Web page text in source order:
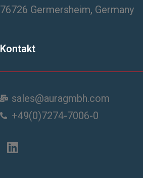
76726 Germersheim, Germany
Kontakt
sales@auragmbh.com
+49(0)7274-7006-0